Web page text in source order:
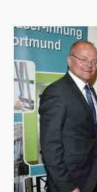
Dortmund
spricht
Lehrlinge
frei